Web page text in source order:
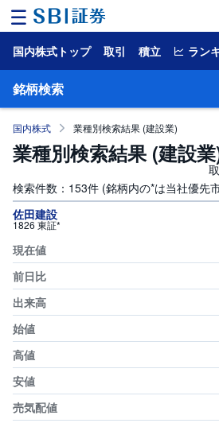
ー
ム
マ
ー
ケ
ッ
ト
NISA
国
内
株
式
外
国
株
式
投
資
信
託
国内株式トップ 取引 積立 ラン
銘柄検索
銘柄検索
株主優待検索
一般信用売り銘柄一覧
HYPER空売り銘柄一覧
銘柄スクリーニング
チャート形状銘柄検索
国内株式 業種別検索結果 (建設業)
業種別検索結果 (建設
検索件数：153件 (銘柄内の*は当社優先
佐田建設
1826 東証*